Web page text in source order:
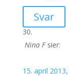
Svar
Nina F sier:
15. april